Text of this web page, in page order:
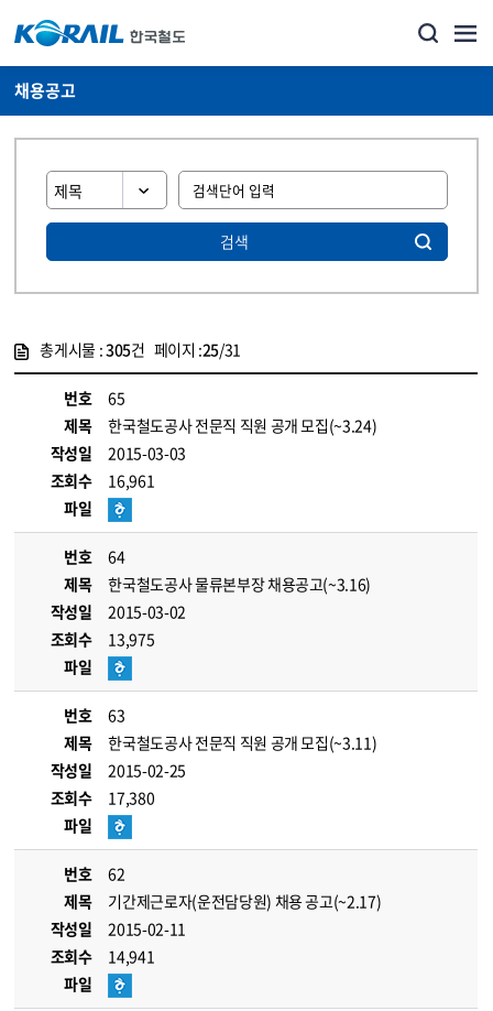
채용공고
검색
총게시물 :305건 페이지 :25/31
번호
65
제목
한국철도공사 전문직 직원 공개 모집(~3.24)
작성일
2015-03-03
조회수
16,961
파일
번호
64
제목
한국철도공사 물류본부장 채용공고(~3.16)
작성일
2015-03-02
조회수
13,975
파일
번호
63
제목
한국철도공사 전문직 직원 공개 모집(~3.11)
작성일
2015-02-25
조회수
17,380
파일
번호
62
제목
기간제근로자(운전담당원) 채용 공고(~2.17)
작성일
2015-02-11
조회수
14,941
파일